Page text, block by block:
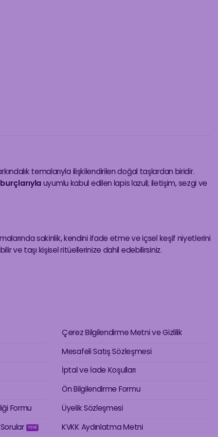
temalarıyla ilişkilendirilen doğal taşlardan biridir.
uyumlu kabul edilen lapis lazuli; iletişim, sezgi ve
sakinlik, kendini ifade etme ve içsel keşif niyetlerini
ve taşı kişisel ritüellerinize dahil edebilirsiniz.
Formu
Çerez Bilgilendirme Metni ve Gizlilik
Mesafeli Satış Sözleşmesi
İptal ve İade Koşulları
Ön Bilgilendirme Formu
Üyelik Sözleşmesi
KVKK Aydınlatma Metni